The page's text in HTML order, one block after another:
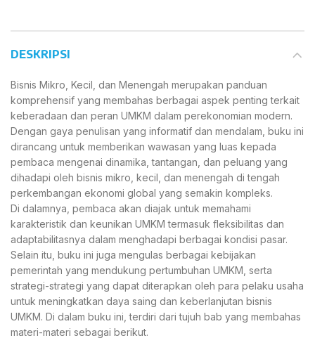
DESKRIPSI
Bisnis Mikro, Kecil, dan Menengah merupakan panduan
komprehensif yang membahas berbagai aspek penting terkait
keberadaan dan peran UMKM dalam perekonomian modern.
Dengan gaya penulisan yang informatif dan mendalam, buku ini
dirancang untuk memberikan wawasan yang luas kepada
pembaca mengenai dinamika, tantangan, dan peluang yang
dihadapi oleh bisnis mikro, kecil, dan menengah di tengah
perkembangan ekonomi global yang semakin kompleks.
Di dalamnya, pembaca akan diajak untuk memahami
karakteristik dan keunikan UMKM termasuk fleksibilitas dan
adaptabilitasnya dalam menghadapi berbagai kondisi pasar.
Selain itu, buku ini juga mengulas berbagai kebijakan
pemerintah yang mendukung pertumbuhan UMKM, serta
strategi-strategi yang dapat diterapkan oleh para pelaku usaha
untuk meningkatkan daya saing dan keberlanjutan bisnis
UMKM. Di dalam buku ini, terdiri dari tujuh bab yang membahas
materi-materi sebagai berikut.